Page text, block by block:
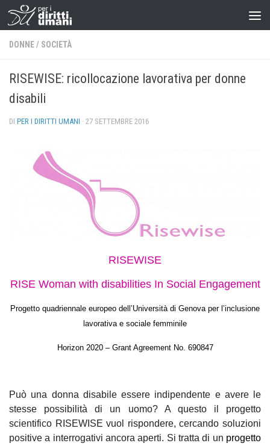
DONNE/ SOCIETÀ
RISEWISE: ricollocazione lavorativa per donne
disabili
DI PER I DIRITTI UMANI · 27 SETTEMBRE 2016
RISEWISE
RISE Woman with disabilities In Social Engagement
Progetto quadriennale europeo dell’Università di Genova per l’inclusione
lavorativa e sociale femminile
Horizon 2020 – Grant Agreement No. 690847
Può una donna disabile essere indipendente e avere le
stesse possibilità di un uomo?A questo il progetto
scientifico RISEWISE vuol rispondere, cercando soluzioni
positive a interrogativi ancora aperti. Si tratta di un progetto